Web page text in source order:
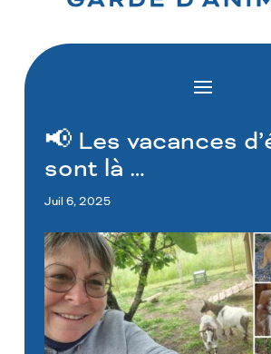
📢 Les vacances
sont là …
Juil 6, 2025